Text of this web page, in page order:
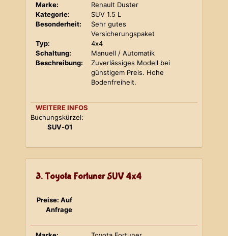
Marke:
Renault Duster
Kategorie:
SUV 1.5 L
Besonderheit:
Sehr gutes
Versicherungspaket
Typ:
4x4
Schaltung:
Manuell / Automatik
Beschreibung:
Zuverlässiges Modell bei
günstigem Preis. Hohe
Bodenfreiheit.
WEITERE INFOS
Buchungskürzel:
SUV-01
3. Toyota Fortuner SUV 4x4
Preise: Auf
Anfrage